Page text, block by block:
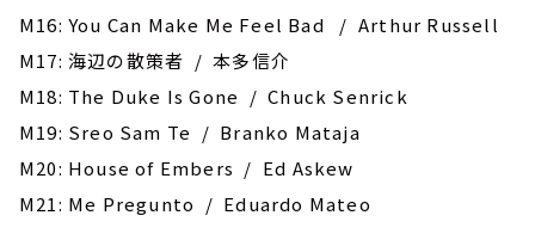
M16: You Can Make Me Feel Bad / Arthur Russell
M17: 海辺の散策者 / 本多信介
M18: The Duke Is Gone / Chuck Senrick
M19: Sreo Sam Te / Branko Mataja
M20: House of Embers / Ed Askew
M21: Me Pregunto / Eduardo Mateo